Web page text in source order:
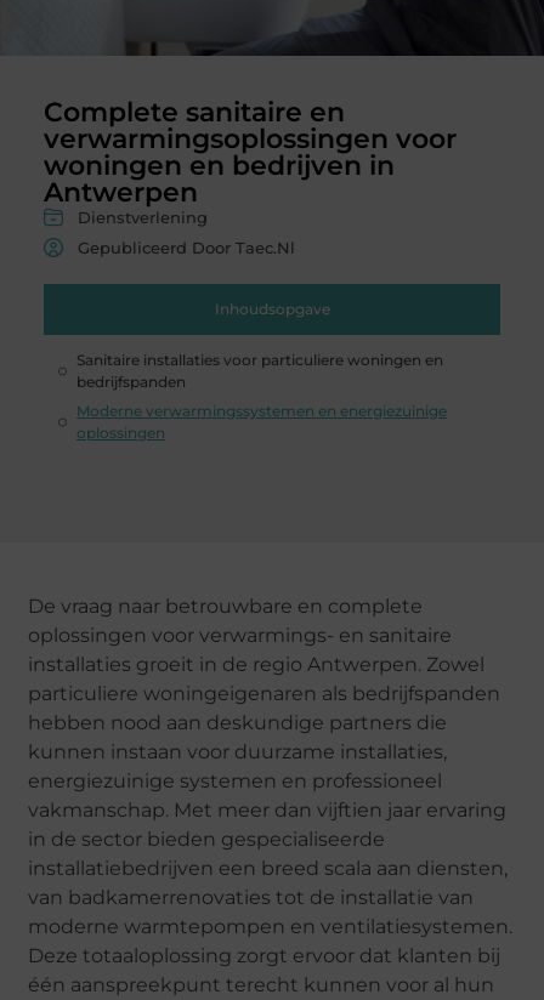
Complete sanitaire en
verwarmingsoplossingen voor
woningen en bedrijven in
Antwerpen
Dienstverlening
Gepubliceerd Door Taec.nl
Inhoudsopgave
Sanitaire installaties voor particuliere woningen en
bedrijfspanden
Moderne verwarmingssystemen en energiezuinige
oplossingen
De vraag naar betrouwbare en complete
oplossingen voor verwarmings- en sanitaire
installaties groeit in de regio Antwerpen. Zowel
particuliere woningeigenaren als bedrijfspanden
hebben nood aan deskundige partners die
kunnen instaan voor duurzame installaties,
energiezuinige systemen en professioneel
vakmanschap. Met meer dan vijftien jaar ervaring
in de sector bieden gespecialiseerde
installatiebedrijven een breed scala aan diensten,
van badkamerrenovaties tot de installatie van
moderne warmtepompen en ventilatiesystemen.
Deze totaaloplossing zorgt ervoor dat klanten bij
één aanspreekpunt terecht kunnen voor al hun